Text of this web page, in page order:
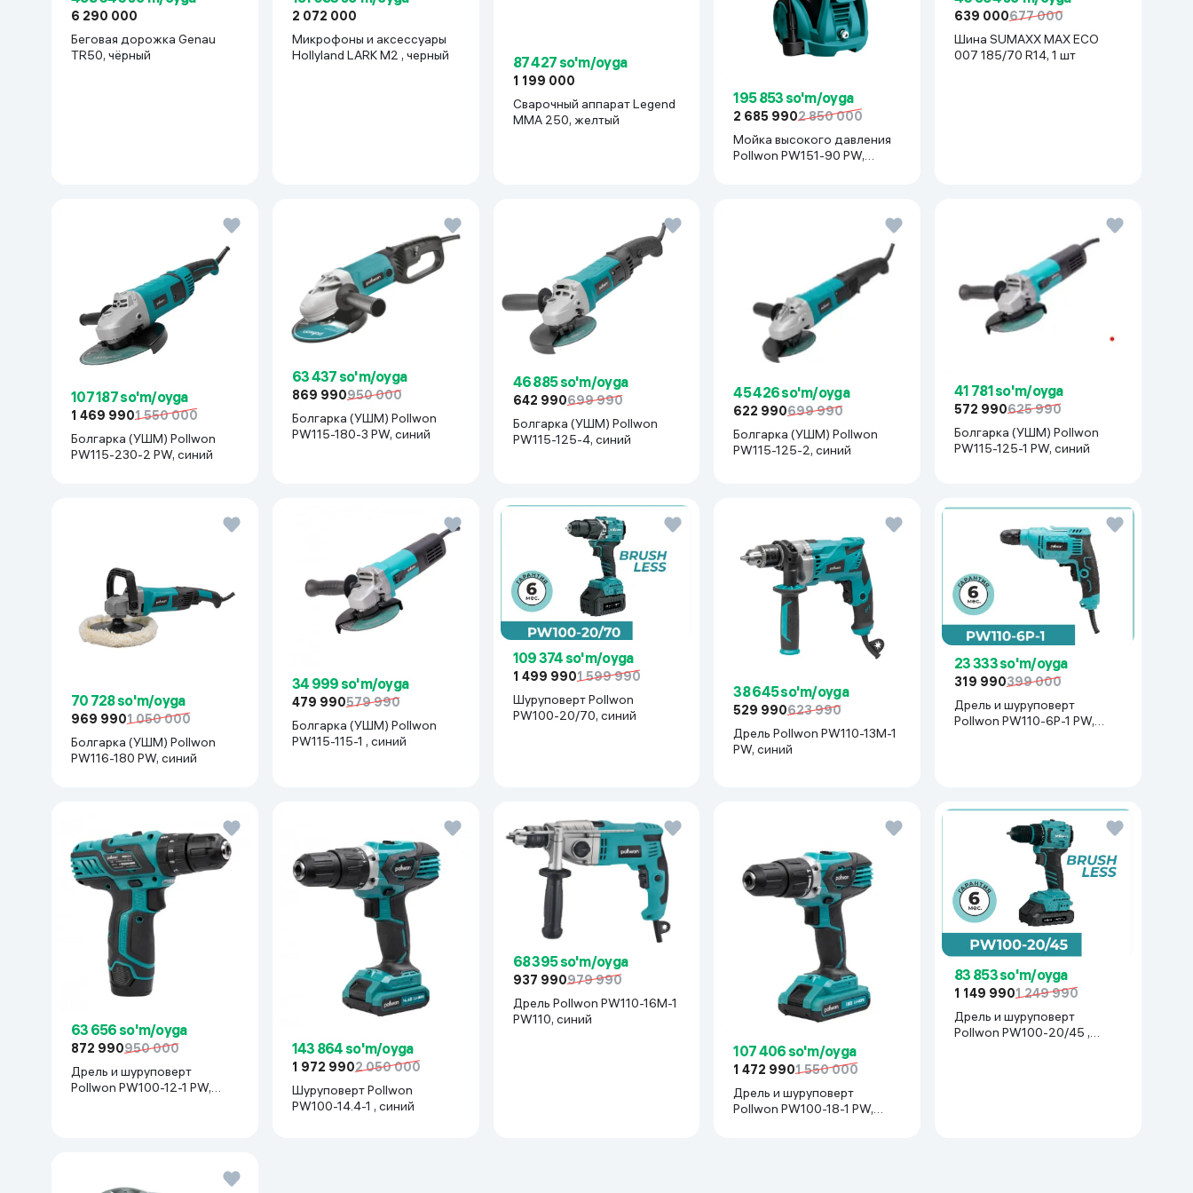
6 290 000
Беговая дорожка Genau
TR50, чёрный
2 072 000
Микрофоны и аксессуары
Hollyland LARK M2 , черный
87 427 so'm/oyga
1 199 000
Сварочный аппарат Legend
MMA 250, желтый
195 853 so'm/oyga
2 685 9902 850 000
Мойка высокого давления
Pollwon PW151-90 PW,
639 000677 000
Шина SUMAXX MAX ECO
007 185/70 R14, 1 шт
107 187 so'm/oyga
1 469 9901 550 000
Болгарка (УШМ) Pollwon
PW115-230-2 PW, синий
63 437 so'm/oyga
869 990950 000
Болгарка (УШМ) Pollwon
PW115-180-3 PW, синий
46 885 so'm/oyga
642 990699 990
Болгарка (УШМ) Pollwon
PW115-125-4, синий
45 426 so'm/oyga
622 990699 990
Болгарка (УШМ) Pollwon
PW115-125-2, синий
41 781 so'm/oyga
572 990625 990
Болгарка (УШМ) Pollwon
PW115-125-1 PW, синий
70 728 so'm/oyga
969 9901 050 000
Болгарка (УШМ) Pollwon
PW116-180 PW, синий
34 999 so'm/oyga
479 990579 990
Болгарка (УШМ) Pollwon
PW115-115-1 , синий
109 374 so'm/oyga
1 499 9901 599 990
Шуруповерт Pollwon
PW100-20/70, синий
38 645 so'm/oyga
529 990623 990
Дрель Pollwon PW110-13M-1
PW, синий
23 333 so'm/oyga
319 990399 000
Дрель и шуруповерт
Pollwon PW110-6P-1 PW,
63 656 so'm/oyga
872 990950 000
Дрель и шуруповерт
Pollwon PW100-12-1 PW,
143 864 so'm/oyga
1 972 9902 050 000
Шуруповерт Pollwon
PW100-14.4-1 , синий
68 395 so'm/oyga
937 990979 990
Дрель Pollwon PW110-16M-1
PW110, синий
107 406 so'm/oyga
1 472 9901 550 000
Дрель и шуруповерт
Pollwon PW100-18-1 PW,
83 853 so'm/oyga
1 149 9901 249 990
Дрель и шуруповерт
Pollwon PW100-20/45 ,